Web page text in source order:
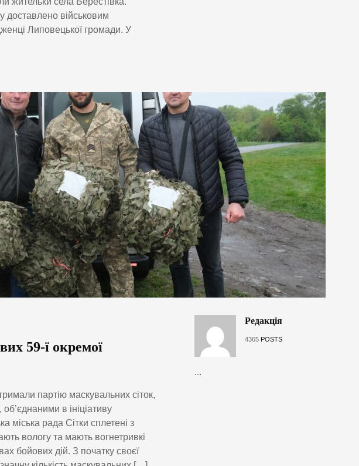
доставлено військовим
Липовецької громади. У
59-ї окремої
партію маскувальних сіток,
в ініціативу
міська рада Сітки сплетені з
вологу та мають вогнетривкі
бойових дій. З початку своєї
Редакція
4365 POSTS
...